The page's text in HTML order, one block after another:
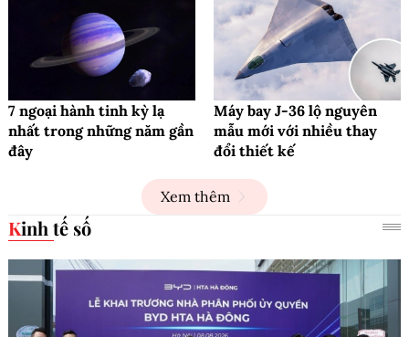
7 ngoại hành tinh kỳ lạ
nhất trong những năm gần
đây
Máy bay J-36 lộ nguyên
mẫu mới với nhiều thay
đổi thiết kế
Xem thêm
Kinh tế số